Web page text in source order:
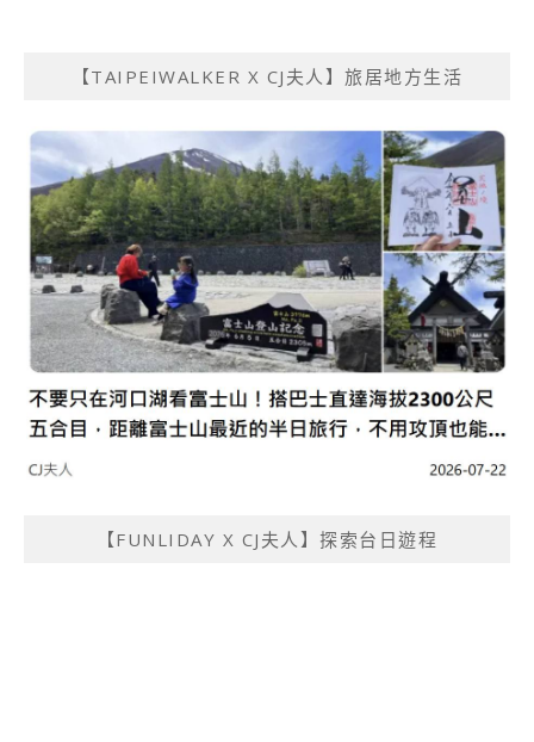
【TAIPEIWALKER X CJ夫人】旅居地方生活
【FUNLIDAY X CJ夫人】探索台日遊程